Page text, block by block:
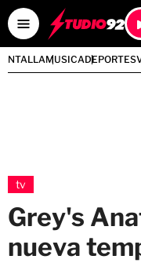
MUSICADEPORTES
tv
Grey's
nueva